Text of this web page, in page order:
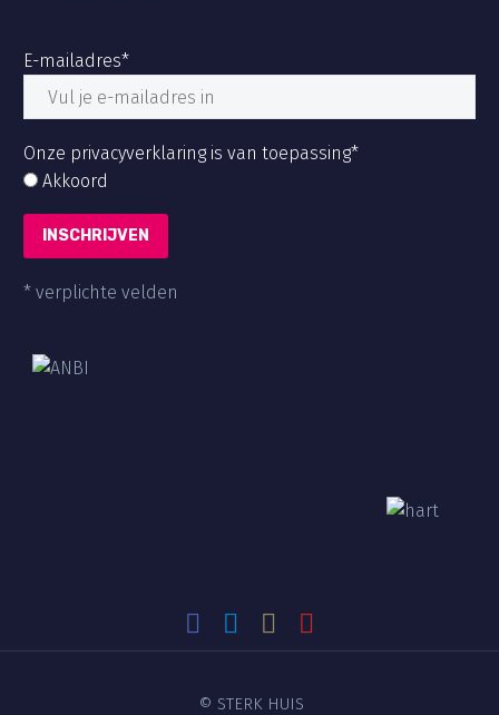
E-mailadres*
Onze privacyverklaring is van toepassing*
Akkoord
* verplichte velden
© STERK HUIS